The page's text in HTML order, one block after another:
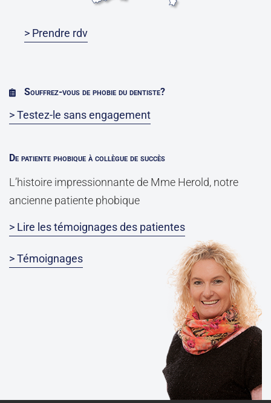
> Prendre rdv
Souffrez-vous de phobie du dentiste?
> Testez-le sans engagement
De patiente phobique à collègue de succès
L’histoire impressionnante de Mme Herold, notre
ancienne patiente phobique
> Lire les témoignages des patientes
> Témoignages